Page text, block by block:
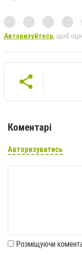
Авторизуйтесь, щоб
Коментарі
Авторизуватись
Розміщуючи